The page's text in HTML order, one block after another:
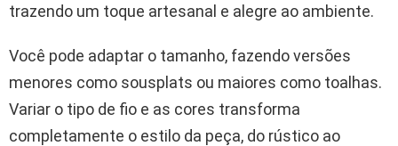
trazendo um toque artesanal e alegre ao ambiente.
Você pode adaptar o tamanho, fazendo versões
menores como sousplats ou maiores como toalhas.
Variar o tipo de fio e as cores transforma
completamente o estilo da peça, do rústico ao